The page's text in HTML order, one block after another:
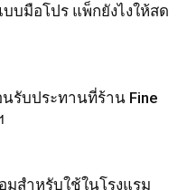
บบมือโปร แพ็กยังไงให้สด
นรับประทานที่ร้าน Fine
มสำหรับใช้ในโรงแรม